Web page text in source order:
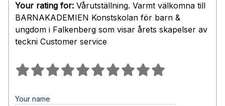
Your rating for: Vårutställning. Varmt välkomna till
BARNAKADEMIEN Konstskolan för barn &
ungdom i Falkenberg som visar årets skapelser av
teckni Customer service
Your name